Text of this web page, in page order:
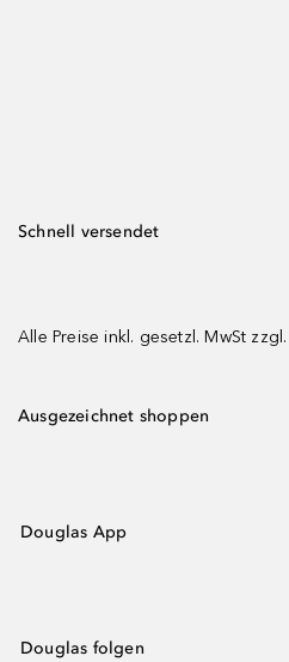
Schnell versendet
Alle Preise inkl. gesetzl. MwSt zzgl.
Ausgezeichnet shoppen
Douglas App
Douglas folgen